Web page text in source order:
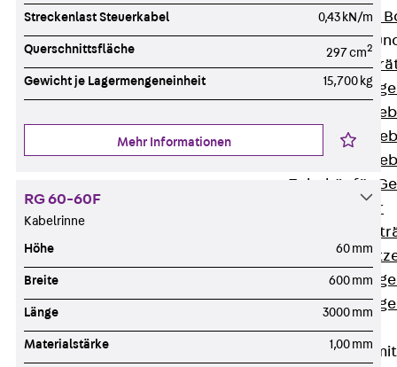
Nivellierbare
Gerätebecher
Zurück
Runde
Eckige
Eckige
Zubehör für
Geräteträger
Multimedia
Gerätebecher
Streckenlast Steuerkabel 0,43 kN/m
Querschnittsfläche 297 cm2
Gewicht je Lagermengeneinheit 15,700 kg
Mehr Informationen
RG 60-60F
Kabelrinne
Höhe 60 mm
Breite 600 mm
Länge 3000 mm
Materialstärke 1,00 mm